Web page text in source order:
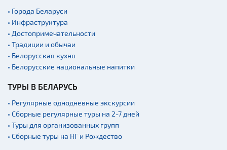
• Города Беларуси
• Инфраструктура
• Достопримечательности
• Традиции и обычаи
• Белорусская кухня
• Белорусские национальные напитки
ТУРЫ В БЕЛАРУСЬ
• Регулярные однодневные экскурсии
• Сборные регулярные туры на 2-7 дней
• Туры для организованных групп
• Сборные туры на НГ и Рождество